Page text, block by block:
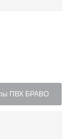
ПВХ БРАВО